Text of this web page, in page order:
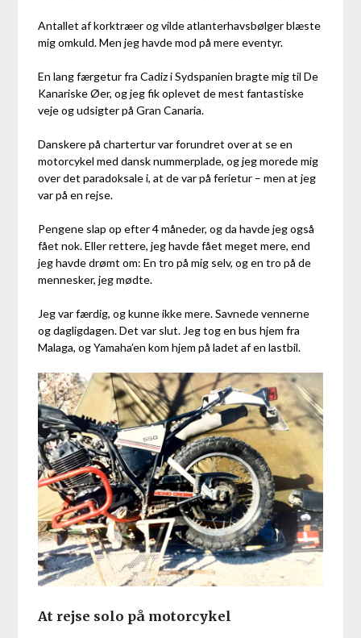
Antallet af korktræer og vilde atlanterhavsbølger blæste
mig omkuld. Men jeg havde mod på mere eventyr.
En lang færgetur fra Cadiz i Sydspanien bragte mig til De
Kanariske Øer, og jeg fik oplevet de mest fantastiske
veje og udsigter på Gran Canaria.
Danskere på chartertur var forundret over at se en
motorcykel med dansk nummerplade, og jeg morede mig
over det paradoksale i, at de var på ferietur – men at jeg
var på en rejse.
Pengene slap op efter 4 måneder, og da havde jeg også
fået nok. Eller rettere, jeg havde fået meget mere, end
jeg havde drømt om: En tro på mig selv, og en tro på de
mennesker, jeg mødte.
Jeg var færdig, og kunne ikke mere. Savnede vennerne
og dagligdagen. Det var slut. Jeg tog en bus hjem fra
Malaga, og Yamaha’en kom hjem på ladet af en lastbil.
At rejse solo på motorcykel